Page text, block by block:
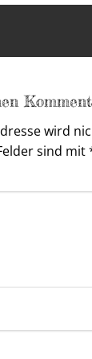
wird
sind mit